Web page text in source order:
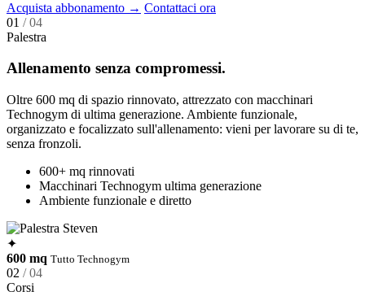
Acquista abbonamento → Contattaci ora
01 / 04
Palestra
Allenamento senza compromessi.
Oltre 600 mq di spazio rinnovato, attrezzato con macchinari
Technogym di ultima generazione. Ambiente funzionale,
organizzato e focalizzato sull'allenamento: vieni per lavorare su di te,
senza fronzoli.
600+ mq rinnovati
Macchinari Technogym ultima generazione
Ambiente funzionale e diretto
✦
600 mq Tutto Technogym
02 / 04
Corsi